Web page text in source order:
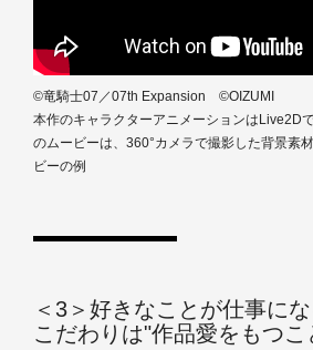
©竜騎士07／07th Expansion ©OIZUMI
本作のキャラクターアニメーションはLive2D
のムービーは、360°カメラで撮影した背景素
ビーの例
＜3＞好きなことが仕事にな
こだわりは"作品愛をもつこ